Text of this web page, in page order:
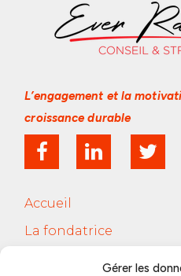
Gérer les
L’engagement et la
croissance durable
Accueil
La fondatrice